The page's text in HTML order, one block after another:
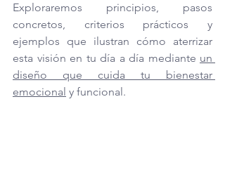
Exploraremos principios, pasos
concretos, criterios prácticos y
ejemplos que ilustran cómo aterrizar
esta visión en tu día a día mediante un
diseño que cuida tu bienestar
emocional y funcional.